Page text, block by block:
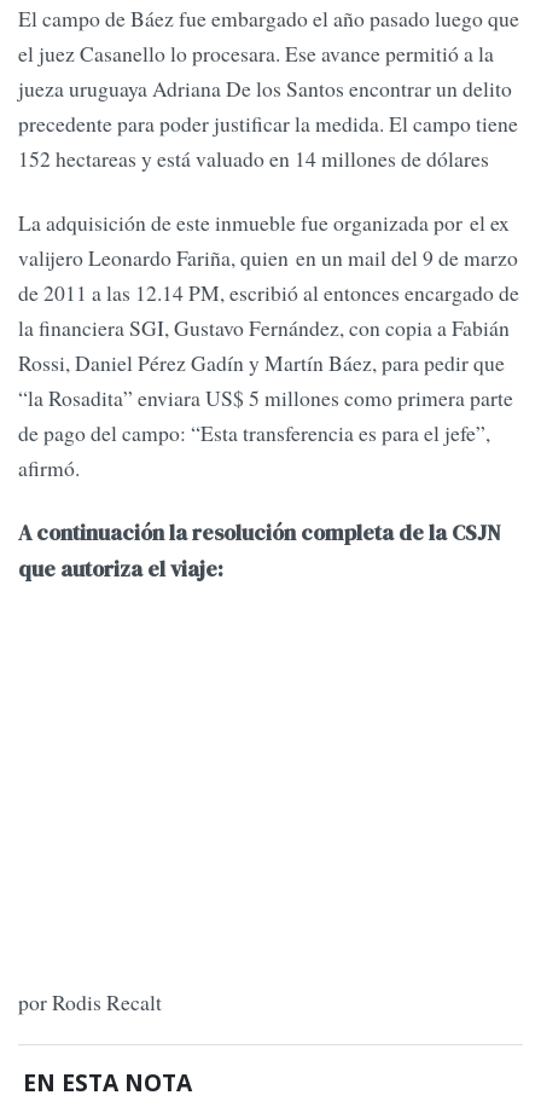
El campo de Báez fue embargado el año pasado luego que
el juez Casanello lo procesara. Ese avance permitió a la
jueza uruguaya Adriana De los Santos encontrar un delito
precedente para poder justificar la medida. El campo tiene
152 hectareas y está valuado en 14 millones de dólares
La adquisición de este inmueble fue organizada por el ex
valijero Leonardo Fariña, quien en un mail del 9 de marzo
de 2011 a las 12.14 PM, escribió al entonces encargado de
la financiera SGI, Gustavo Fernández, con copia a Fabián
Rossi, Daniel Pérez Gadín y Martín Báez, para pedir que
“la Rosadita” enviara US$ 5 millones como primera parte
de pago del campo: “Esta transferencia es para el jefe”,
afirmó.
A continuación la resolución completa de la CSJN
que autoriza el viaje:
por Rodis Recalt
EN ESTA NOTA